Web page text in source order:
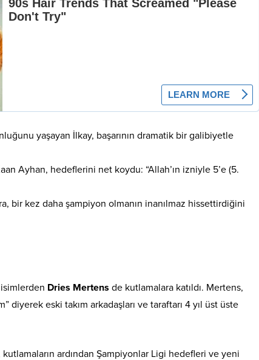
yaşayan İlkay, başarının dramatik bir galibiyetle
Ayhan, hedeflerini net koydu: “Allah’ın izniyle 5’e (5.
bir kez daha şampiyon olmanın inanılmaz hissettirdiğini
Dries Mertens de kutlamalara katıldı. Mertens,
diyerek eski takım arkadaşları ve taraftarı 4 yıl üst üste
ardından Şampiyonlar Ligi hedefleri ve yeni